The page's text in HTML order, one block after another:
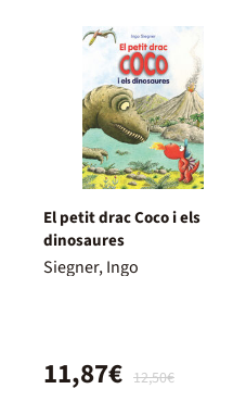
El petit drac Coco i els
dinosaures
Siegner, Ingo
12,50€
11,87€